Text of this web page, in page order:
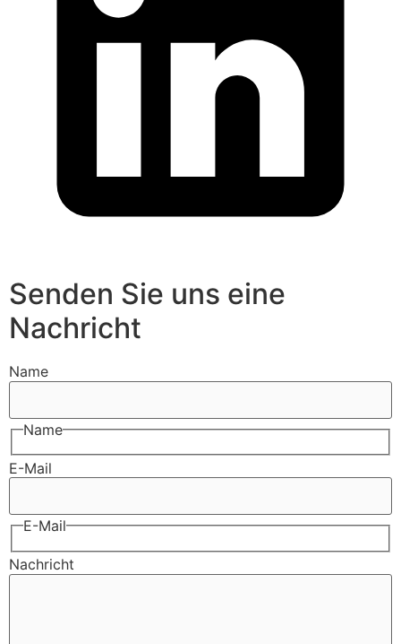
Senden Sie uns eine
Nachricht
Name
Name
E-Mail
E-Mail
Nachricht